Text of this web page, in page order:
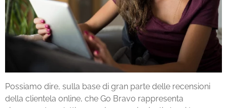
Possiamo dire, sulla base di gran parte delle recensioni
della clientela online, che Go Bravo rappresenta